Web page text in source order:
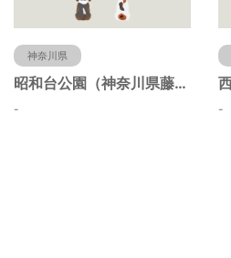
神奈川県
昭和台公園（神奈川県藤沢市）
- -